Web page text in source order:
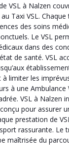
VSL à Nalzen
Taxi VSL.
des soins
Le VSL
dans des
de santé. VSL
limiter les
à une Ambulance
VSL à Nalzen
pour assurer
prestation de
rassurante. Le
maîtrisée du